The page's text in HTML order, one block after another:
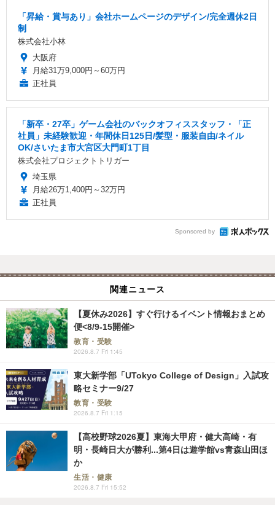
「昇給・賞与あり」会社ホームページのデザイン/完全週休2日
制
株式会社小林
大阪府
月給31万9,000円～60万円
正社員
「新卒・27卒」ゲーム会社のバックオフィススタッフ・「正
社員」未経験歓迎・年間休日125日/髪型・服装自由/ネイル
OK/さいたま市大宮区大門町1丁目
株式会社プロジェクトトリガー
埼玉県
月給26万1,400円～32万円
正社員
Sponsored by
関連ニュース
【夏休み2026】すぐ行けるイベント情報おまとめ
便<8/9-15開催>
教育・受験
2026.8.7 Fri 1:45
東大新学部「UTokyo College of Design」入試攻
略セミナー9/27
教育・受験
2026.8.7 Fri 1:15
【高校野球2026夏】東海大甲府・健大高崎・有
明・長崎日大が勝利...第4日は遊学館vs青森山田ほ
か
生活・健康
2026.8.7 Fri 15:52